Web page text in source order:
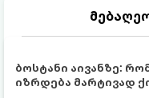
ბოსტანი აივანზე:
იზრდება მარტივად